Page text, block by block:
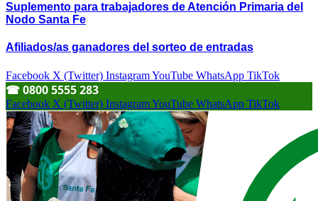
Suplemento para trabajadores de Atención Primaria del
Nodo Santa Fe
Afiliados/as ganadores del sorteo de entradas
Facebook X (Twitter) InstagramYouTube WhatsApp TikTok
☎︎ 0800 5555 283
Facebook X (Twitter) InstagramYouTube WhatsApp TikTok